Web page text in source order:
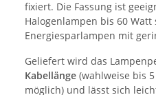
fixiert. Die Fassung ist
Halogenlampen bis 60 Watt
Energiesparlampen mit
Geliefert wird das
Kabellänge (wahlweise bis
möglich) und lässt sich